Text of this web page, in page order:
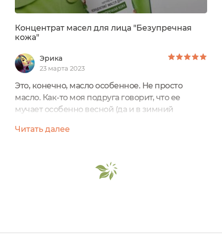
Концентрат масел для лица "Безупречная
кожа"
Эрика
23 марта 2023
Это, конечно, масло особенное. Не просто
масло. Как-то моя подруга говорит, что ее
мучает особенно весной (да и в зимний
пользуется, увлажняющими в том числе, и
свое время Концентрат масел для лица
"Безупречная кожа" у SIBERINA (российский
Читать далее